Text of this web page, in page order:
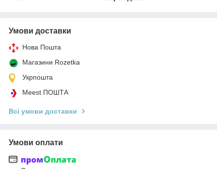
Умови доставки
Нова Пошта
Магазини Rozetka
Укрпошта
Meest ПОШТА
Всі умови доставки
Умови оплати